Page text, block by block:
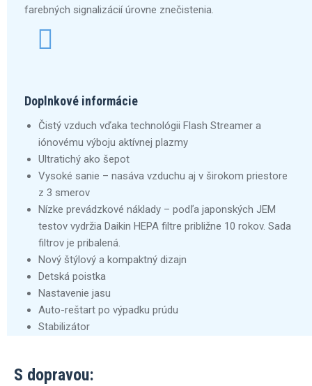
farebných signalizácií úrovne znečistenia.
Doplnkové informácie
Čistý vzduch vďaka technológii Flash Streamer a
iónovému výboju aktívnej plazmy
Ultratichý ako šepot
Vysoké sanie – nasáva vzduchu aj v širokom priestore
z 3 smerov
Nízke prevádzkové náklady – podľa japonských JEM
testov vydržia Daikin HEPA filtre približne 10 rokov. Sada
filtrov je pribalená.
Nový štýlový a kompaktný dizajn
Detská poistka
Nastavenie jasu
Auto-reštart po výpadku prúdu
Stabilizátor
S dopravou: